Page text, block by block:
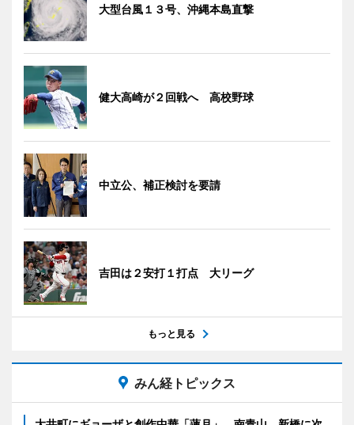
大型台風１３号、沖縄本島直撃
健大高崎が２回戦へ 高校野球
中立公、補正検討を要請
吉田は２安打１打点 大リーグ
もっと見る
みん経トピックス